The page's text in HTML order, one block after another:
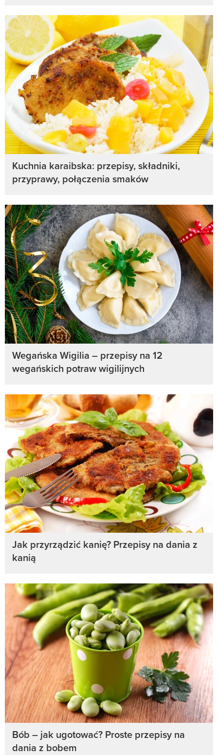
Kuchnia karaibska: przepisy, składniki,
przyprawy, połączenia smaków
Wegańska Wigilia – przepisy na 12
wegańskich potraw wigilijnych
Jak przyrządzić kanię? Przepisy na dania z
kanią
Bób – jak ugotować? Proste przepisy na
dania z bobem